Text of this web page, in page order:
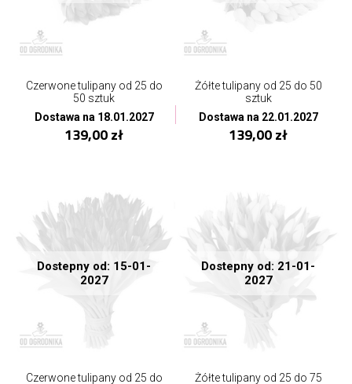
Czerwone tulipany od 25 do
50 sztuk
Dostawa na 18.01.2027
139,00 zł
Żółte tulipany od 25 do 50
sztuk
Dostawa na 22.01.2027
139,00 zł
Dostepny od: 15-01-
2027
Czerwone tulipany od 25 do
Dostepny od: 21-01-
2027
Żółte tulipany od 25 do 75